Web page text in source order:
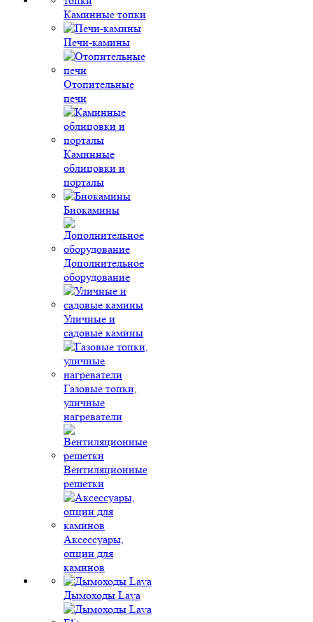
Каминные топки
Печи-камины
Отопительные
печи
Каминные
облицовки и
порталы
Биокамины
Дополнительное
оборудование
Уличные и
садовые камины
Газовые топки,
уличные
нагреватели
Вентиляционные
решетки
Аксессуары,
опции для
каминов
Дымоходы Lava